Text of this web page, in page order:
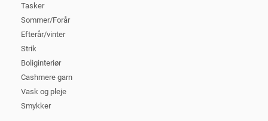
Tasker
Sommer/Forår
Efterår/vinter
Strik
Boliginteriør
Cashmere garn
Vask og pleje
Smykker